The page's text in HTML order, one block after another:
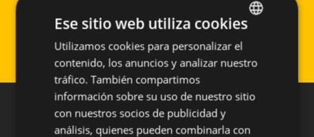
Superficie aproximada: 870 m2
SPANISH
ENGLISH
Ese sitio web utiliza cookies
Utilizamos cookies para personalizar el
contenido, los anuncios y analizar nuestro
tráfico. También compartimos
información sobre su uso de nuestro sitio
con nuestros socios de publicidad y
análisis, quienes pueden combinarla con